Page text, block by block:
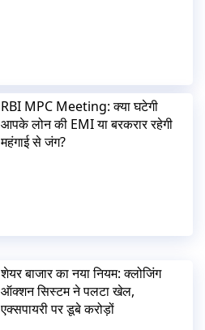
RBI MPC Meeting: क्या घटेगी
आपके लोन की EMI या बरकरार रहेगी
महंगाई से जंग?
शेयर बाजार का नया नियम: क्लोजिंग
ऑक्शन सिस्टम ने पलटा खेल,
एक्सपायरी पर डूबे करोड़ों